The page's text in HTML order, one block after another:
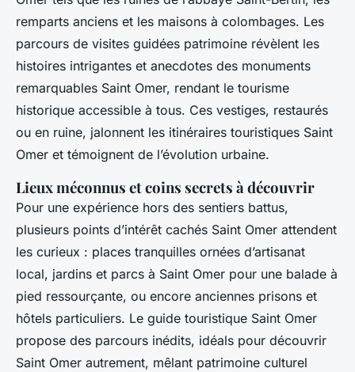
remparts anciens et les maisons à colombages. Les
parcours de visites guidées patrimoine révèlent les
histoires intrigantes et anecdotes des monuments
remarquables Saint Omer, rendant le tourisme
historique accessible à tous. Ces vestiges, restaurés
ou en ruine, jalonnent les itinéraires touristiques Saint
Omer et témoignent de l’évolution urbaine.
Lieux méconnus et coins secrets à découvrir
Pour une expérience hors des sentiers battus,
plusieurs points d’intérêt cachés Saint Omer attendent
les curieux : places tranquilles ornées d’artisanat
local, jardins et parcs à Saint Omer pour une balade à
pied ressourçante, ou encore anciennes prisons et
hôtels particuliers. Le guide touristique Saint Omer
propose des parcours inédits, idéals pour découvrir
Saint Omer autrement, mêlant patrimoine culturel